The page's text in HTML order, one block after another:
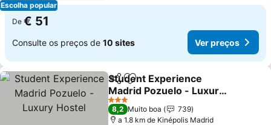
Escolha popular
De € 51
Consulte os preços de 10 sites Ver preços
PartilharAdicionar aos favoritos
Student Experience
Madrid Pozuelo - Luxury
Hostel
3 Estrelas
8,2 Muito boa
739
a 1.8 km de Kinépolis Madrid